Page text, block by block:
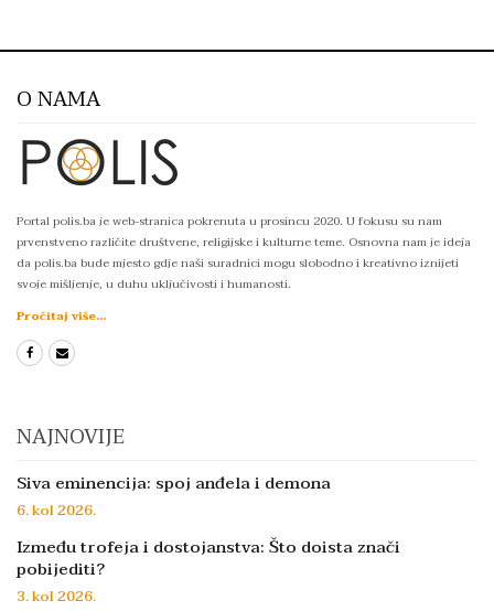
O NAMA
Portal polis.ba je web-stranica pokrenuta u prosincu 2020. U fokusu su nam
prvenstveno različite društvene, religijske i kulturne teme. Osnovna nam je ideja
da polis.ba bude mjesto gdje naši suradnici mogu slobodno i kreativno iznijeti
svoje mišljenje, u duhu uključivosti i humanosti.
Pročitaj više...
NAJNOVIJE
Siva eminencija: spoj anđela i demona
6. kol 2026.
Između trofeja i dostojanstva: Što doista znači
pobijediti?
3. kol 2026.